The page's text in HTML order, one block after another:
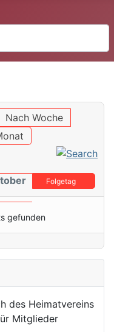
Nach Woche
Folgetag
gefunden
des Heimatvereins
Mitglieder